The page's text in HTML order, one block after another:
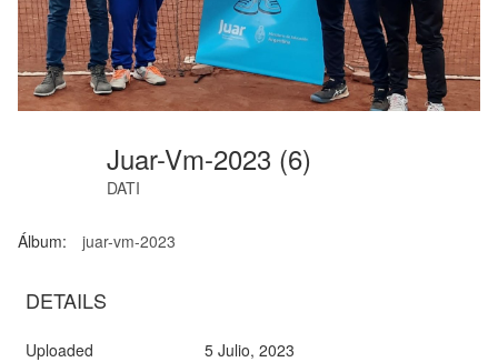
Juar-Vm-2023 (6)
DATI
Álbum: juar-vm-2023
DETAILS
Uploaded 5 Julio, 2023